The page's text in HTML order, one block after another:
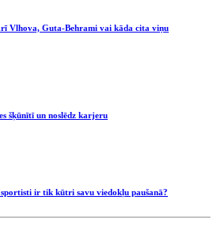
Vlhova, Guta-Behrami vai kāda cita viņu
šķūnītī un noslēdz karjeru
ir tik kūtri savu viedokļu paušanā?